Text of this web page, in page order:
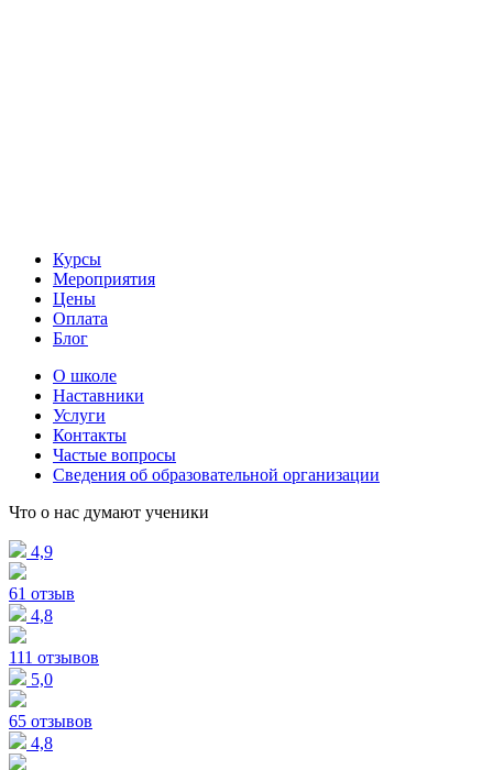
Курсы
Мероприятия
Цены
Оплата
Блог
О школе
Наставники
Услуги
Контакты
Частые вопросы
Сведения об образовательной организации
Что о нас думают ученики
4,9
61 отзыв
4,8
111 отзывов
5,0
65 отзывов
4,8